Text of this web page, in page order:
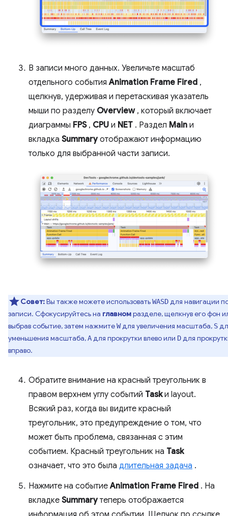
В записи много данных. Увеличьте масштаб
отдельного событияAnimation Frame Fired ,
щелкнув, удерживая и перетаскивая указатель
мыши по разделу Overview, который включает
диаграммы FPS, CPU и NET . Раздел Main и
вкладка Summaryотображают информацию
только для выбранной части записи.
Совет:Вы также можете использоватьWASDдля навигации
записи. Сфокусируйтесь на главномразделе, щелкнув его фон
выбрав событие, затем нажмитеWдля увеличения масштаба, S
уменьшения масштаба,Aдля прокрутки влево или Dдля
вправо.
Обратите внимание на красный треугольник в
правом верхнем углу событий Taskи layout.
Всякий раз, когда вы видите красный
треугольник, это предупреждение о том, что
может быть проблема, связанная с этим
событием. Красный треугольник на Task
означает, что это была длительная задача .
Нажмите на событиеAnimation Frame Fired . На
вкладке Summaryтеперь отображается